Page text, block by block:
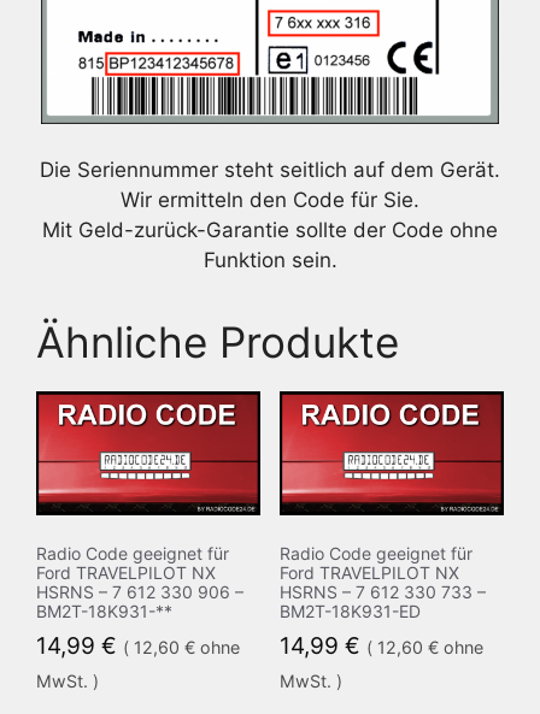
Die Seriennummer steht seitlich auf dem Gerät.
Wir ermitteln den Code für Sie.
Mit Geld-zurück-Garantie sollte der Code ohne
Funktion sein.
Ähnliche Produkte
Radio Code geeignet für
Ford TRAVELPILOT NX
HSRNS – 7 612 330 906 –
BM2T-18K931-**
14,99 € ( 12,60 € ohne
MwSt. )
Radio Code geeignet für
Ford TRAVELPILOT NX
HSRNS – 7 612 330 733 –
BM2T-18K931-ED
14,99 € ( 12,60 €ohne
MwSt. )